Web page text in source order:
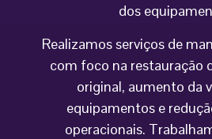
dos
Realizamos serviços de
com foco na restauração
original, aumento da
equipamentos e
operacionais.